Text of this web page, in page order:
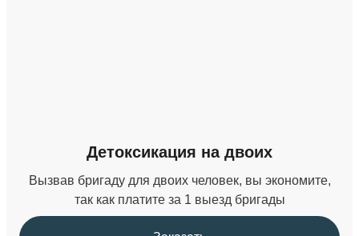
Детоксикация на двоих
Вызвав бригаду для двоих человек, вы экономите,
так как платите за 1 выезд бригады